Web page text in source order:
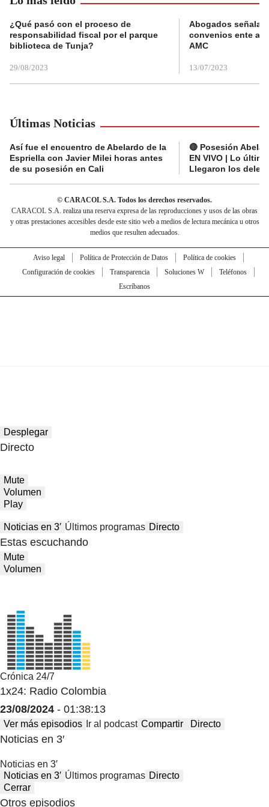
¿Qué pasó con el proceso de
responsabilidad fiscal por el parque
biblioteca de Tunja?
29/08/2023
Abogados
convenios ente
AMC
13/07/2023
Últimas Noticias
Así fue el encuentro de Abelardo de la
Espriella con Javier Milei horas antes
de su posesión en Cali
🔴 Posesión
EN VIVO | Lo
Llegaron los
© CARACOL S.A. Todos los derechos reservados.
CARACOL S.A. realiza una reserva expresa de las reproducciones y usos de las obras
y otras prestaciones accesibles desde este sitio web a medios de lectura mecánica u otros
medios que resulten adecuados.
Aviso legal Política de Protección de Datos
Política de cookies
Configuración de cookies
Transparencia Soluciones W
Teléfonos
Escríbanos
Desplegar
Directo
Mute
Volumen
Play
Noticias en 3′ Últimos programas Directo
Estas escuchando
Mute
Volumen
Crónica 24/7
1x24: Radio Colombia
23/08/2024 - 01:38:13
Ver más episodios Ir al podcast Compartir Directo
Noticias en 3′
Noticias en 3′
Noticias en 3′ Últimos programas Directo
Cerrar
Otros episodios